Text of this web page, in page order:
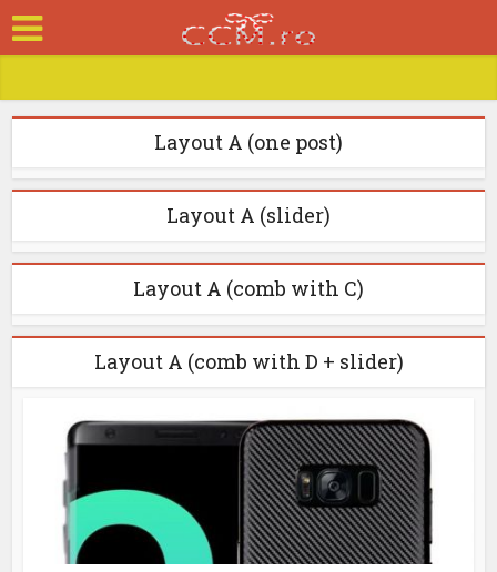
Layout A (one post)
Layout A (slider)
Layout A (comb with C)
Layout A (comb with D + slider)